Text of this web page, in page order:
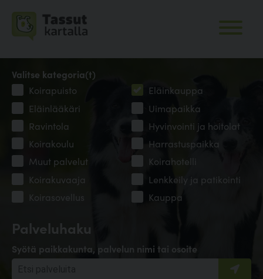
Palveluhaku
Syötä paikkakunta, palvelun nimi tai osoite
Valitse kategoria(t)
Koirapuisto
Eläinkauppa
Eläinlääkäri
Uimapaikka
Ravintola
Hyvinvointi ja hoitolat
Koirakoulu
Harrastuspaikka
Muut palvelut
Koirahotelli
Koirakuvaaja
Lenkkeily ja patikointi
Koirasovellus
Kauppa